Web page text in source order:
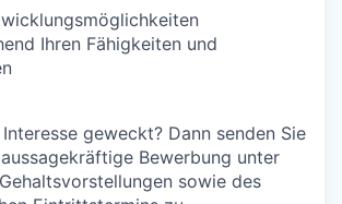
Ihren Fähigkeiten und
geweckt? Dann senden Sie
Bewerbung unter
sowie des